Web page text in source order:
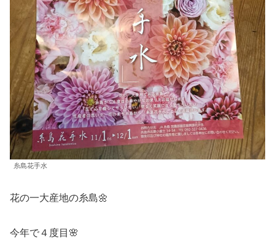
糸島花手水
花の一大産地の糸島🌼
今年で４度目🌸